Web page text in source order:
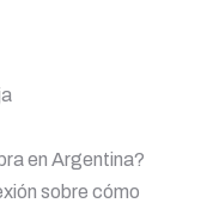
en Argentina?
sobre cómo